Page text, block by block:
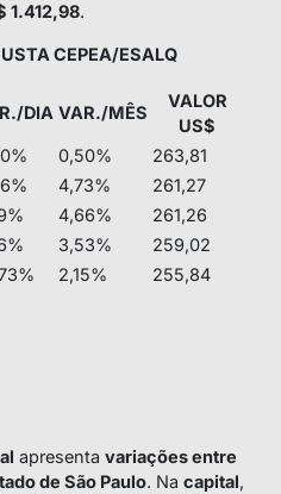
1.412,98.
CEPEA/ESALQ
DIA VAR./MÊS
VALOR
US$
0,50%
263,81
4,73%
261,27
4,66%
261,26
3,53%
259,02
2,15% 255,84
apresenta variações entre
de São Paulo. Na capital,